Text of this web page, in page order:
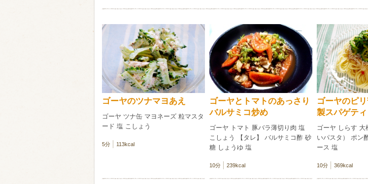
肉 魚介類 野菜・いも類
卵・乳製品 豆腐・豆類 加工食品系
お米・麺
類・穀物
その他
ビール ハイボール（ウイスキー） ウイスキー・ブランデー
赤ワイン 白ワイン
検索
ゴーヤのツナマヨあえ
ゴーヤ ツナ缶 マヨネーズ 粒マスタ
ード 塩 こしょう
5分 113kcal
ゴーヤとトマトのあっさり
バルサミコ炒め
ゴーヤ トマト 豚バラ薄切り肉 塩
こしょう 【タレ】 バルサミコ酢 砂
糖 しょうゆ 塩
10分 239kcal
ゴーヤのピ
製スパゲティ
ゴーヤ しらす 大
いパスタ） ポン
ース 塩
10分 369kcal